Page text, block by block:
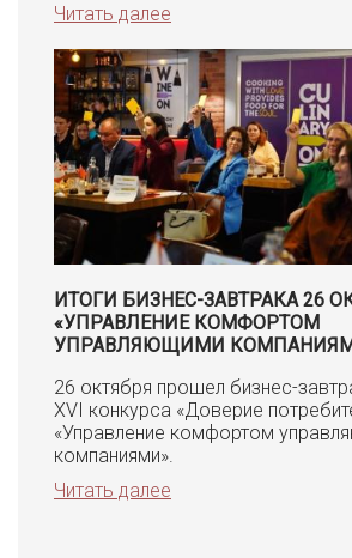
Читать далее
ИТОГИ БИЗНЕС-ЗАВТРАКА 26
«УПРАВЛЕНИЕ КОМФОРТОМ
УПРАВЛЯЮЩИМИ
26 октября прошел бизнес-
XVI конкурса «Доверие
«Управление комфортом
компаниями».
Читать далее